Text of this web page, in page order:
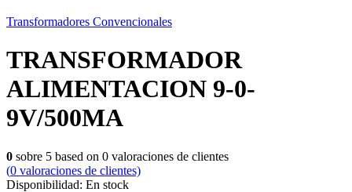
Transformadores Convencionales
TRANSFORMADOR
ALIMENTACION 9-0-
9V/500MA
0 sobre 5 based on 0 valoraciones de clientes
(0 valoraciones de clientes)
Disponibilidad: En stock